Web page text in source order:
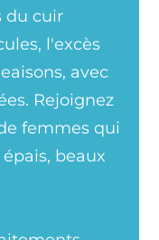
du cuir
l'excès
avec
Rejoignez
femmes qui
beaux